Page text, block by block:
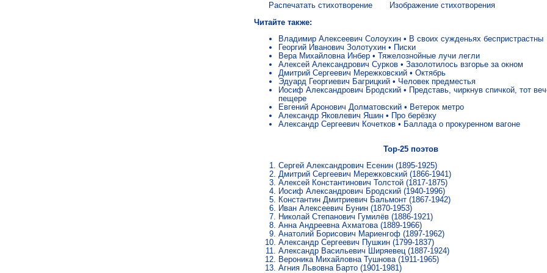
Распечатать стихотворение
Изображение стихотворения
Читайте также:
Владимир Алексеевич Солоухин • В своих сужденьях беспристрастны
Георгий Иванович Золотухин • Писки
Вера Михайловна Инбер • Тяжелознойные лучи легли
Алексей Александрович Сурков • Зазолотилось взгорье за окном
Дмитрий Сергеевич Мережковский • Октябрь
Эдуард Георгиевич Багрицкий • Человек предместья
Иосиф Александрович Бродский • Представь, чиркнув спичкой, тот
пещере
Евгений Аронович Долматовский • Ветерок метро
Александр Яковлевич Яшин • Про берёзку
Александр Сергеевич Кочетков • Баллада о прокуренном вагоне
Top-25 поэтов
Сергей Александрович Есенин (1895-1925)
Дмитрий Сергеевич Мережковский (1866-1941)
Алексей Константинович Толстой (1817-1875)
Иосиф Александрович Бродский (1940-1996)
Константин Дмитриевич Бальмонт (1867-1942)
Иван Алексеевич Бунин (1870-1953)
Николай Степанович Гумилёв (1886-1921)
Анна Андреевна Ахматова(1889-1966)
Анатолий Борисович Мариенгоф (1897-1962)
Александр Сергеевич Пушкин (1799-1837)
Александр Васильевич Ширяевец(1887-1924)
Вероника Михайловна Тушнова(1911-1965)
Агния Львовна Барто (1901-1981)